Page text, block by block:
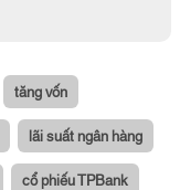
tăng vốn
lãi suất ngân hàng
cổ phiếu TPBank